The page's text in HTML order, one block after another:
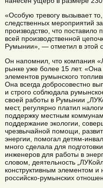
«Особую тревогу вызывает
следственных мероприятий
производство, что поставило
всей производственной
Румынии», — отметил в этой
Он напомнил, что компания
рынке уже более 15 лет.
элементов румынского
Она всегда добросовестно
и строго соблюдала
своей работы в Румынии
мест, регулярно платил
поддержку местным
поддержание экологии,
чрезвычайной помощи,
энергии, помогал детям-
много сделала для
инженеров для работы в
словом, деятельность
конструктивным элементом и
российско-румынских